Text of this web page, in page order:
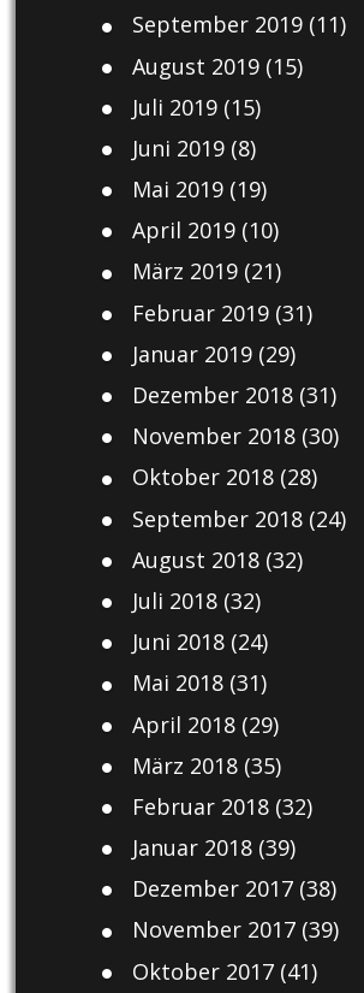
September 2019(11)
August 2019(15)
Juli 2019(15)
Juni 2019(8)
Mai 2019(19)
April 2019(10)
März 2019(21)
Februar 2019(31)
Januar 2019(29)
Dezember 2018(31)
November 2018(30)
Oktober 2018(28)
September 2018(24)
August 2018(32)
Juli 2018(32)
Juni 2018(24)
Mai 2018(31)
April 2018(29)
März 2018(35)
Februar 2018(32)
Januar 2018(39)
Dezember 2017(38)
November 2017(39)
Oktober 2017(41)